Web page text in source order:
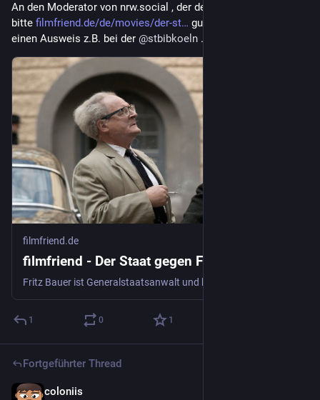
An den Moderator von nrw.social , der den Toot gelöscht hat:
bitte filmfriend.de/de/movies/der-st
gucken. Es braucht nur
einen Ausweis z.B. bei der @stbibkoeln .
filmfriend.de
filmfriend - Der Staat gegen Fritz Bauer
1 0 1
Fortgeführter Thread
coloniis